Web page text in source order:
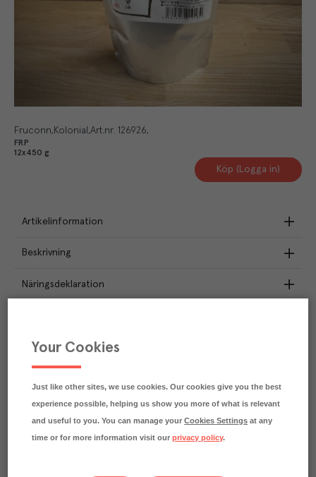
Fruconn Kolonial Art.nr. 126926
FRP
12x450 g
Köp (Logga in)
Artikelinformation
Beskrivning
Näringsdeklaration
Varje kilo av varan påverkar klimatet motsvarande
utsläppen av 1.6 kg koldioxid.
Your Cookies
Just like other sites, we use cookies. Our cookies give you the best
experience possible, helping us show you more of what is relevant
and useful to you. You can manage yourCookies Settings at any
time or for more information visit ourprivacy policy.